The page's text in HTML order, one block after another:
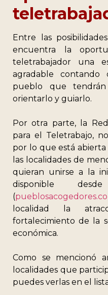
Entre las
encuentra la
teletrabajador una
agradable contando
pueblo que
orientarlo y guiarlo.
Por otra parte, la
para el Teletrabajo,
por lo que está
las localidades de
quieran unirse a la
disponible
(
localidad la
fortalecimiento de la
económica.
Como se mencionó
localidades que
puedes verlas en el